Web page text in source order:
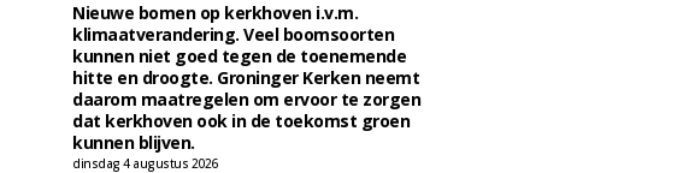
Nieuwe bomen op kerkhoven i.v.m.
klimaatverandering. Veel boomsoorten
kunnen niet goed tegen de toenemende
hitte en droogte. Groninger Kerken neemt
daarom maatregelen om ervoor te zorgen
dat kerkhoven ook in de toekomst groen
kunnen blijven.
dinsdag 4 augustus 2026